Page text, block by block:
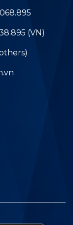
(VN)